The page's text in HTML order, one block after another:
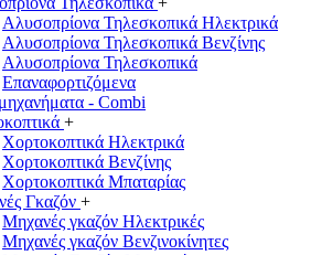
Αλυσοπρίονα Τηλεσκοπικά Ηλεκτρικά
Αλυσοπρίονα Τηλεσκοπικά Βενζίνης
Αλυσοπρίονα Τηλεσκοπικά
Επαναφορτιζόμενα
- Combi
+
Χορτοκοπτικά Ηλεκτρικά
Χορτοκοπτικά Βενζίνης
Χορτοκοπτικά Μπαταρίας
Γκαζόν +
Μηχανές γκαζόν Ηλεκτρικές
Μηχανές γκαζόν Βενζινοκίνητες